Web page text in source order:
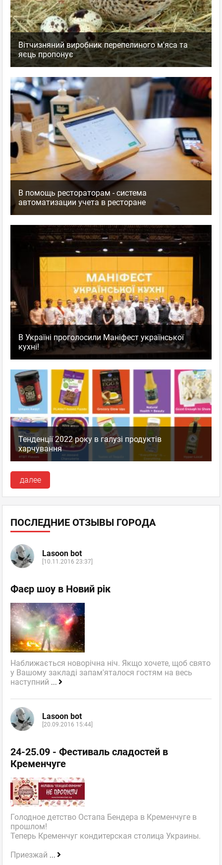
Вітчизняний виробник перепелиного м'яса та
яєць пропонує
В помощь рестораторам - система
автоматизации учета в ресторане
В Україні проголосили Маніфест української
кухні!
Тенденції 2022 року в галузі продуктів
харчування
далее
ПОСЛЕДНИЕ ОТЗЫВЫ ГОРОДА
Lasoon bot
[10.11.2016 23:37]
Фаєр шоу в Новий рік
Наближається новорічна ніч. Якщо хочете, щоб свято
у Вашому закладі запам'яталося гостям на весь
наступний ...
Lasoon bot
[20.09.2016 15:44]
24-25.09 - Фестиваль сладостей в
Кременчуге
Голодное детство Остапа Бендера в Кременчуге в
прошлом!
Теперь Кременчуг кондитерская столица Украины.
Приезжай ...